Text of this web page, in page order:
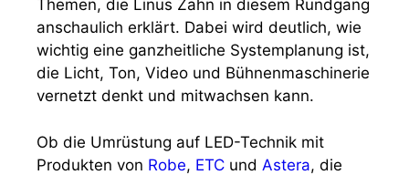
Themen, die Linus Zahn in diesem Rundgang
anschaulich erklärt. Dabei wird deutlich, wie
wichtig eine ganzheitliche Systemplanung ist,
die Licht, Ton, Video und Bühnenmaschinerie
vernetzt denkt und mitwachsen kann.
Ob die Umrüstung auf LED-Technik mit
Produkten von Robe, ETC und Astera, die